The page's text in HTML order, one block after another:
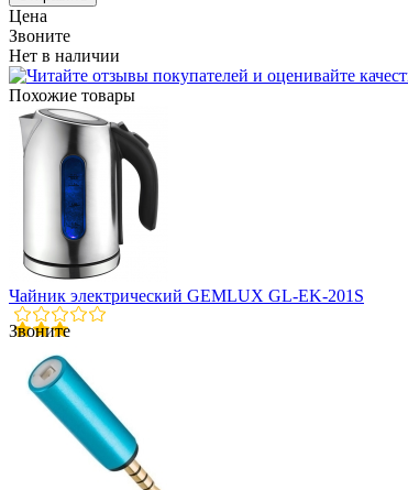
Цена
Звоните
Нет в наличии
Похожие товары
Чайник электрический GEMLUX GL-EK-201S
Звоните